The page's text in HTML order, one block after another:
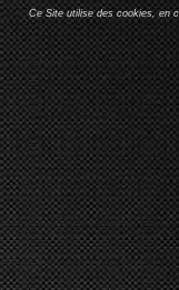
Ce Site utilise des cookies, en